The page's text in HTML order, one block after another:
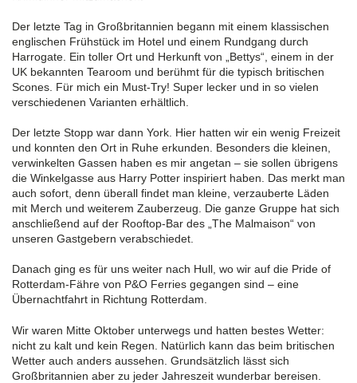
Der letzte Tag in Großbritannien begann mit einem klassischen
englischen Frühstück im Hotel und einem Rundgang durch
Harrogate. Ein toller Ort und Herkunft von „Bettys“, einem in der
UK bekannten Tearoom und berühmt für die typisch britischen
Scones. Für mich ein Must-Try! Super lecker und in so vielen
verschiedenen Varianten erhältlich.
Der letzte Stopp war dann York. Hier hatten wir ein wenig Freizeit
und konnten den Ort in Ruhe erkunden. Besonders die kleinen,
verwinkelten Gassen haben es mir angetan – sie sollen übrigens
die Winkelgasse aus Harry Potter inspiriert haben. Das merkt man
auch sofort, denn überall findet man kleine, verzauberte Läden
mit Merch und weiterem Zauberzeug. Die ganze Gruppe hat sich
anschließend auf der Rooftop-Bar des „The Malmaison“ von
unseren Gastgebern verabschiedet.
Danach ging es für uns weiter nach Hull, wo wir auf die Pride of
Rotterdam-Fähre von P&O Ferries gegangen sind – eine
Übernachtfahrt in Richtung Rotterdam.
Wir waren Mitte Oktober unterwegs und hatten bestes Wetter:
nicht zu kalt und kein Regen. Natürlich kann das beim britischen
Wetter auch anders aussehen. Grundsätzlich lässt sich
Großbritannien aber zu jeder Jahreszeit wunderbar bereisen.